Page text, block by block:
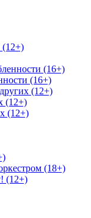
(16+)
(16+)
(12+)
(12+)
(12+)
(18+)
(12+)